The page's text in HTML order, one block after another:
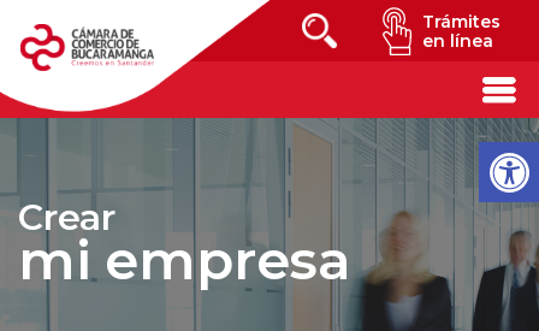
Trámites
en línea
Crear
mi empresa